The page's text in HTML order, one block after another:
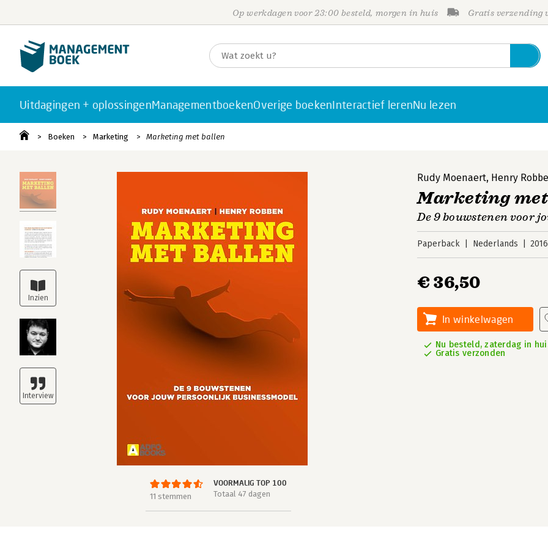
Op werkdagen voor 23:00 besteld, morgen in huis Gratis verzending
Uitdagingen + oplossingenManagementboekenOverige boekenInteractief lerenNu lezen
Boeken Marketing Marketing met ballen
11 stemmen
VOORMALIG TOP 100
Totaal 47 dagen
Rudy Moenaert, Henry
Marketing
De 9 bouwstenen voor
Paperback Nederlands 2016
€ 36,50
In winkelwagen
Nu besteld, zaterdag in
Gratis verzonden